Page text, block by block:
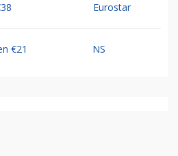
Eurostar
€21 NS